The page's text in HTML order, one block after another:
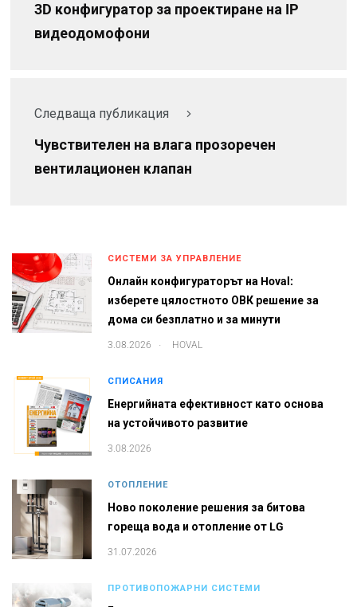
3D конфигуратор за проектиране на IP
видеодомофони
Следваща публикация
Чувствителен на влага прозоречен
вентилационен клапан
СИСТЕМИ ЗА УПРАВЛЕНИЕ
Онлайн конфигураторът на Hoval:
изберете цялостното ОВК решение за
дома си безплатно и за минути
3.08.2026 HOVAL
СПИСАНИЯ
Енергийната ефективност като основа
на устойчивото развитие
3.08.2026
ОТОПЛЕНИЕ
Ново поколение решения за битова
гореща вода и отопление от LG
31.07.2026
ПРОТИВОПОЖАРНИ СИСТЕМИ